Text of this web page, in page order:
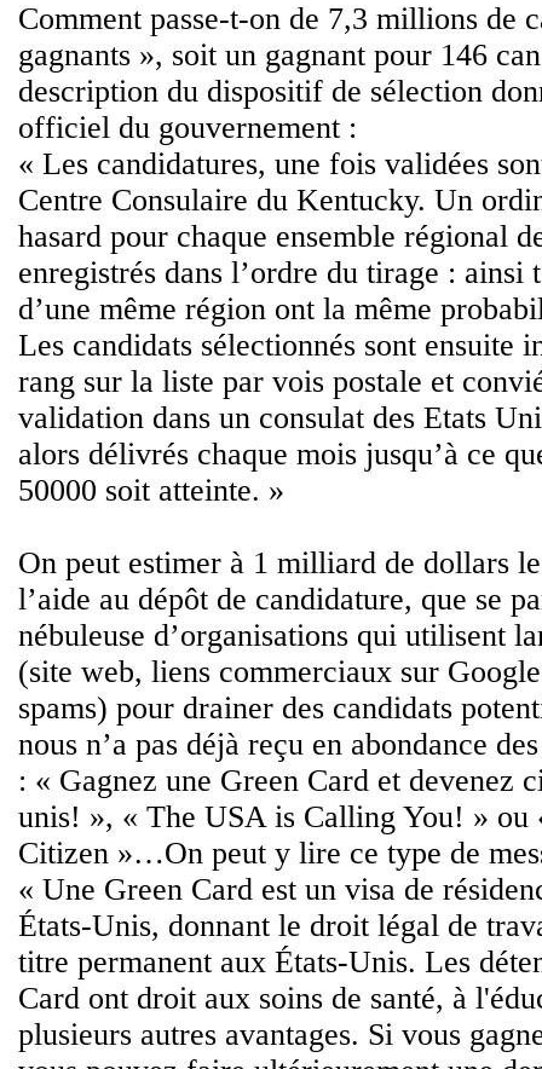
Comment passe-t-on de 7,3 millions de
gagnants », soit un gagnant pour 146
description du dispositif de sélection
officiel du gouvernement :
« Les candidatures, une fois validées
Centre Consulaire du Kentucky. Un
hasard pour chaque ensemble régional
enregistrés dans l’ordre du tirage : ainsi
d’une même région ont la même
Les candidats sélectionnés sont ensuite
rang sur la liste par vois postale et
validation dans un consulat des Etats
alors délivrés chaque mois jusqu’à ce
50000 soit atteinte. »
On peut estimer à 1 milliard de dollars
l’aide au dépôt de candidature, que se
nébuleuse d’organisations qui utilisent
(site web, liens commerciaux sur
spams) pour drainer des candidats
nous n’a pas déjà reçu en abondance
: « Gagnez une Green Card et devenez
unis! », « The USA is Calling You! » ou
Citizen »…On peut y lire ce type de
« Une Green Card est un visa de
États-Unis, donnant le droit légal de
titre permanent aux États-Unis. Les
Card ont droit aux soins de santé, à
plusieurs autres avantages. Si vous